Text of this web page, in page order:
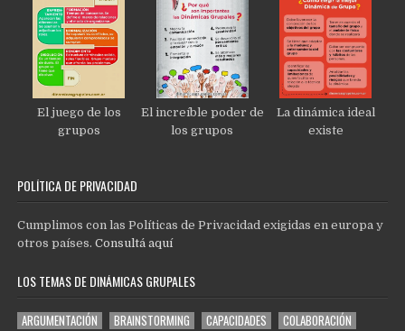
El juego de los
grupos
El increíble poder de
los grupos
La dinámica ideal
existe
POLÍTICA DE PRIVACIDAD
Cumplimos con las Políticas de Privacidad exigidas en europa y
otros países.Consultá aquí
LOS TEMAS DE DINÁMICAS GRUPALES
ARGUMENTACIÓN BRAINSTORMING CAPACIDADES
COLABORACIÓN